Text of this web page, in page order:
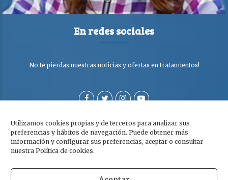
Utilizamos cookies propias y de terceros para analizar sus
preferencias y hábitos de navegación. Puede obtener más
información y configurar sus preferencias, aceptar o consultar
nuestra Política de cookies.
En redes sociales
No te pierdas nuestras noticias y ofertas en tratamientos!